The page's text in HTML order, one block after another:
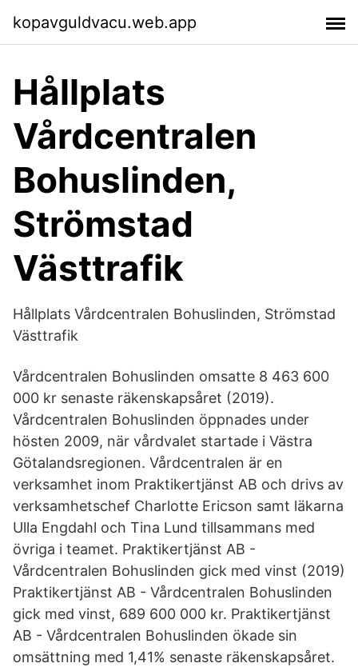
kopavguldvacu.web.app
Hållplats
Vårdcentralen
Bohuslinden,
Strömstad
Västtrafik
Hållplats Vårdcentralen Bohuslinden, Strömstad
Västtrafik
Vårdcentralen Bohuslinden omsatte 8 463 600
000 kr senaste räkenskapsåret (2019).
Vårdcentralen Bohuslinden öppnades under
hösten 2009, när vårdvalet startade i Västra
Götalandsregionen. Vårdcentralen är en
verksamhet inom Praktikertjänst AB och drivs av
verksamhetschef Charlotte Ericson samt läkarna
Ulla Engdahl och Tina Lund tillsammans med
övriga i teamet. Praktikertjänst AB -
Vårdcentralen Bohuslinden gick med vinst (2019)
Praktikertjänst AB - Vårdcentralen Bohuslinden
gick med vinst, 689 600 000 kr. Praktikertjänst
AB - Vårdcentralen Bohuslinden ökade sin
omsättning med 1,41% senaste räkenskapsåret.